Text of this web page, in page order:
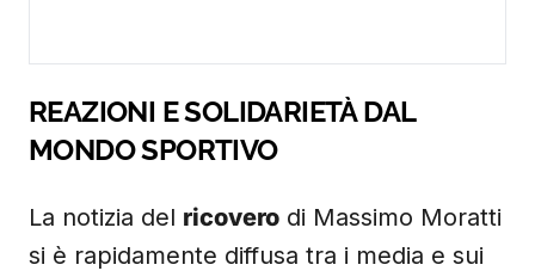
REAZIONI E SOLIDARIETÀ DAL
MONDO SPORTIVO
La notizia del ricovero di Massimo Moratti
si è rapidamente diffusa tra i media e sui